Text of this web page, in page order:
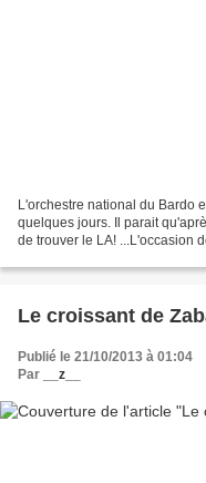
L'orchestre national du Bardo
quelques jours. Il parait
de trouver le LA! ...L'occasion
Le croissant de
Publié le 21/10/2013 à 01:04
Par
__z__